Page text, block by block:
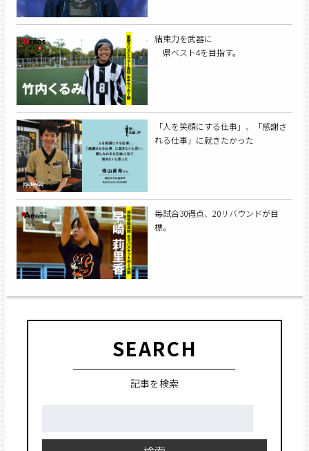
結束力を武器に
県ベスト4を目指す。
「人を笑顔にする仕事」、「感謝さ
れる仕事」に就きたかった
毎試合30得点、20リバウンドが目
標。
SEARCH
記事を検索